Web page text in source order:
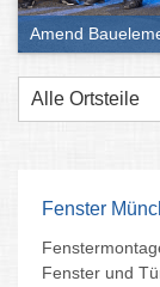
Amend
Alle Ortsteile
Fenster
Fenster und